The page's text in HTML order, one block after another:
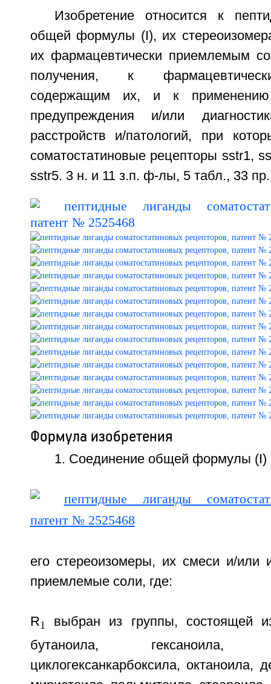
Изобретение относится к
общей формулы (I), их
их фармацевтически приемлемым
получения, к
содержащим их, и к
предупреждения и/или
расстройств и/патологий, при
соматостатиновые рецепторы sstr1,
sstr5. 3 н. и 11 з.п. ф-лы, 5 табл., 33 пр.
Формула изобретения
1. Соединение общей формулы (I)
его стереоизомеры, их смеси и/или
приемлемые соли, где:
R1
выбран из группы, состоящей
бутаноила, гексаноила, 2-
циклогексанкарбоксила, октаноила,